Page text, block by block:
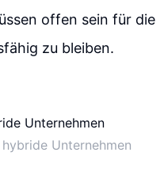
offen sein für die
zu bleiben.
Unternehmen